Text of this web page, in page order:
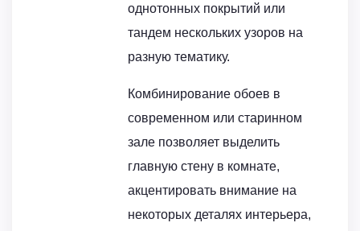
однотонных покрытий или
тандем нескольких узоров на
разную тематику.
Комбинирование обоев в
современном или старинном
зале позволяет выделить
главную стену в комнате,
акцентировать внимание на
некоторых деталях интерьера,